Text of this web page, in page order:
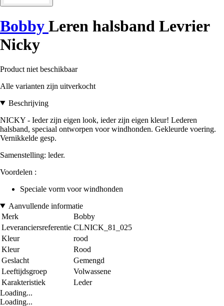
Bobby Leren halsband Levrier
Nicky
Product niet beschikbaar
Alle varianten zijn uitverkocht
Beschrijving
NICKY - Ieder zijn eigen look, ieder zijn eigen kleur! Lederen
halsband, speciaal ontworpen voor windhonden. Gekleurde voering.
Vernikkelde gesp.
Samenstelling: leder.
Voordelen :
Speciale vorm voor windhonden
Aanvullende informatie
Merk
Bobby
Leveranciersreferentie CLNICK_81_025
Kleur
rood
Kleur
Rood
Geslacht
Gemengd
Leeftijdsgroep
Volwassene
Karakteristiek
Leder
Loading...
Loading...